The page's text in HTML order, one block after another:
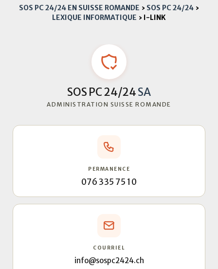
SOS PC 24/24 EN SUISSE ROMANDE › SOS PC 24/24 ›
LEXIQUE INFORMATIQUE › I-LINK
SOS PC 24/24SA
ADMINISTRATION SUISSE ROMANDE
PERMANENCE
076 335 75 10
COURRIEL
info@sospc2424.ch